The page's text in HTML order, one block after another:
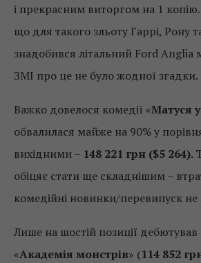
і прекрасним виторгом на 1
що для такого зльоту Гаррі, Рону
знадобився літальний Ford Anglia
ЗМІ про це не було жодної згадки.
Важко довелося комедії «Матуся
обвалилася майже на 90% у
вихідними – 148 221 грн ($5 264).
обіцяє стати ще складнішим –
комедійні новинки/перевипуск не
Лише на шостій позиції
«Академія монстрів» (114 852